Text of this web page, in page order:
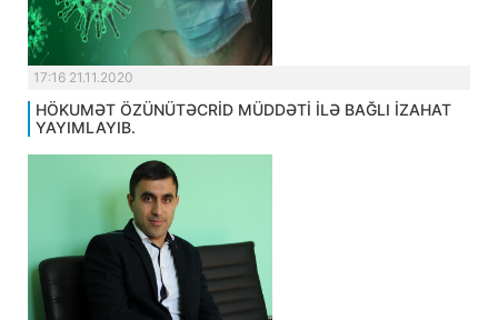
17:16 21.11.2020
HÖKUMƏT ÖZÜNÜTƏCRİD MÜDDƏTİ İLƏ BAĞLI İZAHAT
YAYIMLAYIB.